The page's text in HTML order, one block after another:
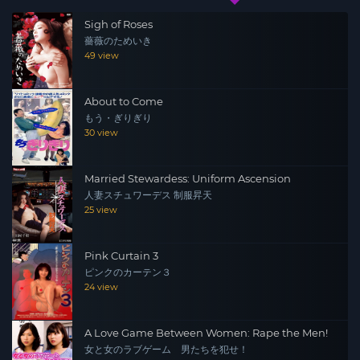
Sigh of Roses
薔薇のためいき
49 view
About to Come
もう・ぎりぎり
30 view
Married Stewardess: Uniform Ascension
人妻スチュワーデス 制服昇天
25 view
Pink Curtain 3
ピンクのカーテン３
24 view
A Love Game Between Women: Rape the Men!
女と女のラブゲーム 男たちを犯せ！